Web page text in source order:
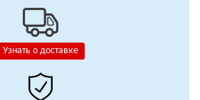
Узнать о доставке